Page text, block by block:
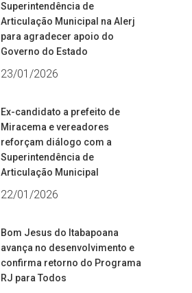
Superintendência de
Articulação Municipal na Alerj
para agradecer apoio do
Governo do Estado
23/01/2026
Ex-candidato a prefeito de
Miracema e vereadores
reforçam diálogo com a
Superintendência de
Articulação Municipal
22/01/2026
Bom Jesus do Itabapoana
avança no desenvolvimento e
confirma retorno do Programa
RJ para Todos